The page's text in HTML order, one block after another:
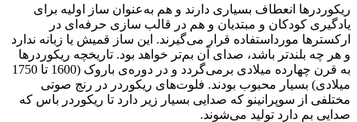
ریکوردرها انعطاف بسیاری دارند و هم به‌عنوان ساز اولیه برای
یادگیری کودکان و مبتدیان و هم در قالب سازی حرفه‌ای در
ارکسترها مورداستفاده قرار می‌گیرند. این ساز قمیش یا زبانه ندارد
و هر چه بلندتر باشد، صدای آن بم‌تر خواهد بود. تاریخچه ریکوردرها
به قرن چهارده میلادی برمی‌گردد و در دوره‌ی باروک (1600 تا 1750
میلادی) بسیار محبوب بودند. فلوت‌های ریکوردر در رنج صوتی
مختلفی از سوپرانینو که صدایی بسیار زیر دارد تا ریکوردر باس که
صدایی بم دارد تولید می‌شوند.